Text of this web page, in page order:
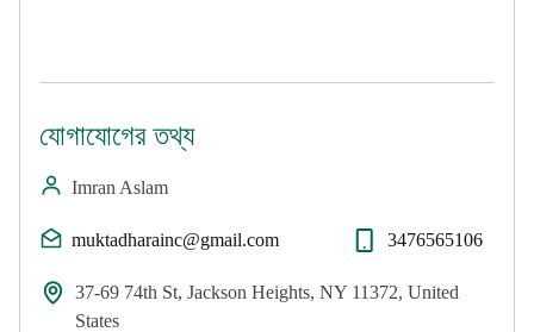
যোগাযোগের তথ্য
Imran Aslam
muktadharainc@gmail.com 3476565106
37-69 74th St, Jackson Heights, NY 11372, United
States